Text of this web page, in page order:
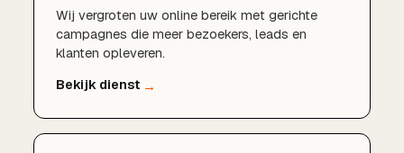
Wij vergroten uw online bereik met gerichte
campagnes die meer bezoekers, leads en
klanten opleveren.